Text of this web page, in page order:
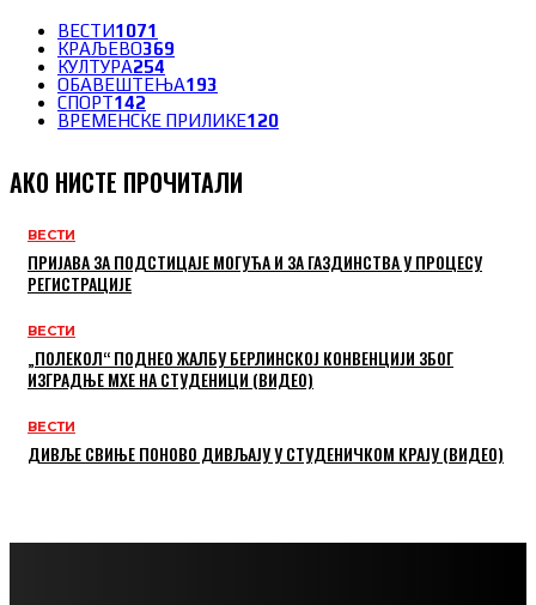
ВЕСТИ1071
КРАЉЕВО369
КУЛТУРА254
ОБАВЕШТЕЊА193
СПОРТ142
ВРЕМЕНСКЕ ПРИЛИКЕ120
АКО НИСТЕ ПРОЧИТАЛИ
ВЕСТИ
ПРИЈАВА ЗА ПОДСТИЦАЈЕ МОГУЋА И ЗА ГАЗДИНСТВА У ПРОЦЕСУ
РЕГИСТРАЦИЈЕ
ВЕСТИ
„ПОЛЕКОЛ“ ПОДНЕО ЖАЛБУ БЕРЛИНСКОЈ КОНВЕНЦИЈИ ЗБОГ
ИЗГРАДЊЕ МХЕ НА СТУДЕНИЦИ (ВИДЕО)
ВЕСТИ
ДИВЉЕ СВИЊЕ ПОНОВО ДИВЉАЈУ У СТУДЕНИЧКОМ КРАЈУ (ВИДЕО)